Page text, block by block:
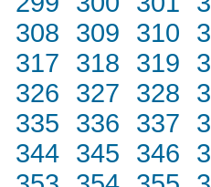
308 309 310
317 318 319
326 327 328
335 336 337
344 345 346